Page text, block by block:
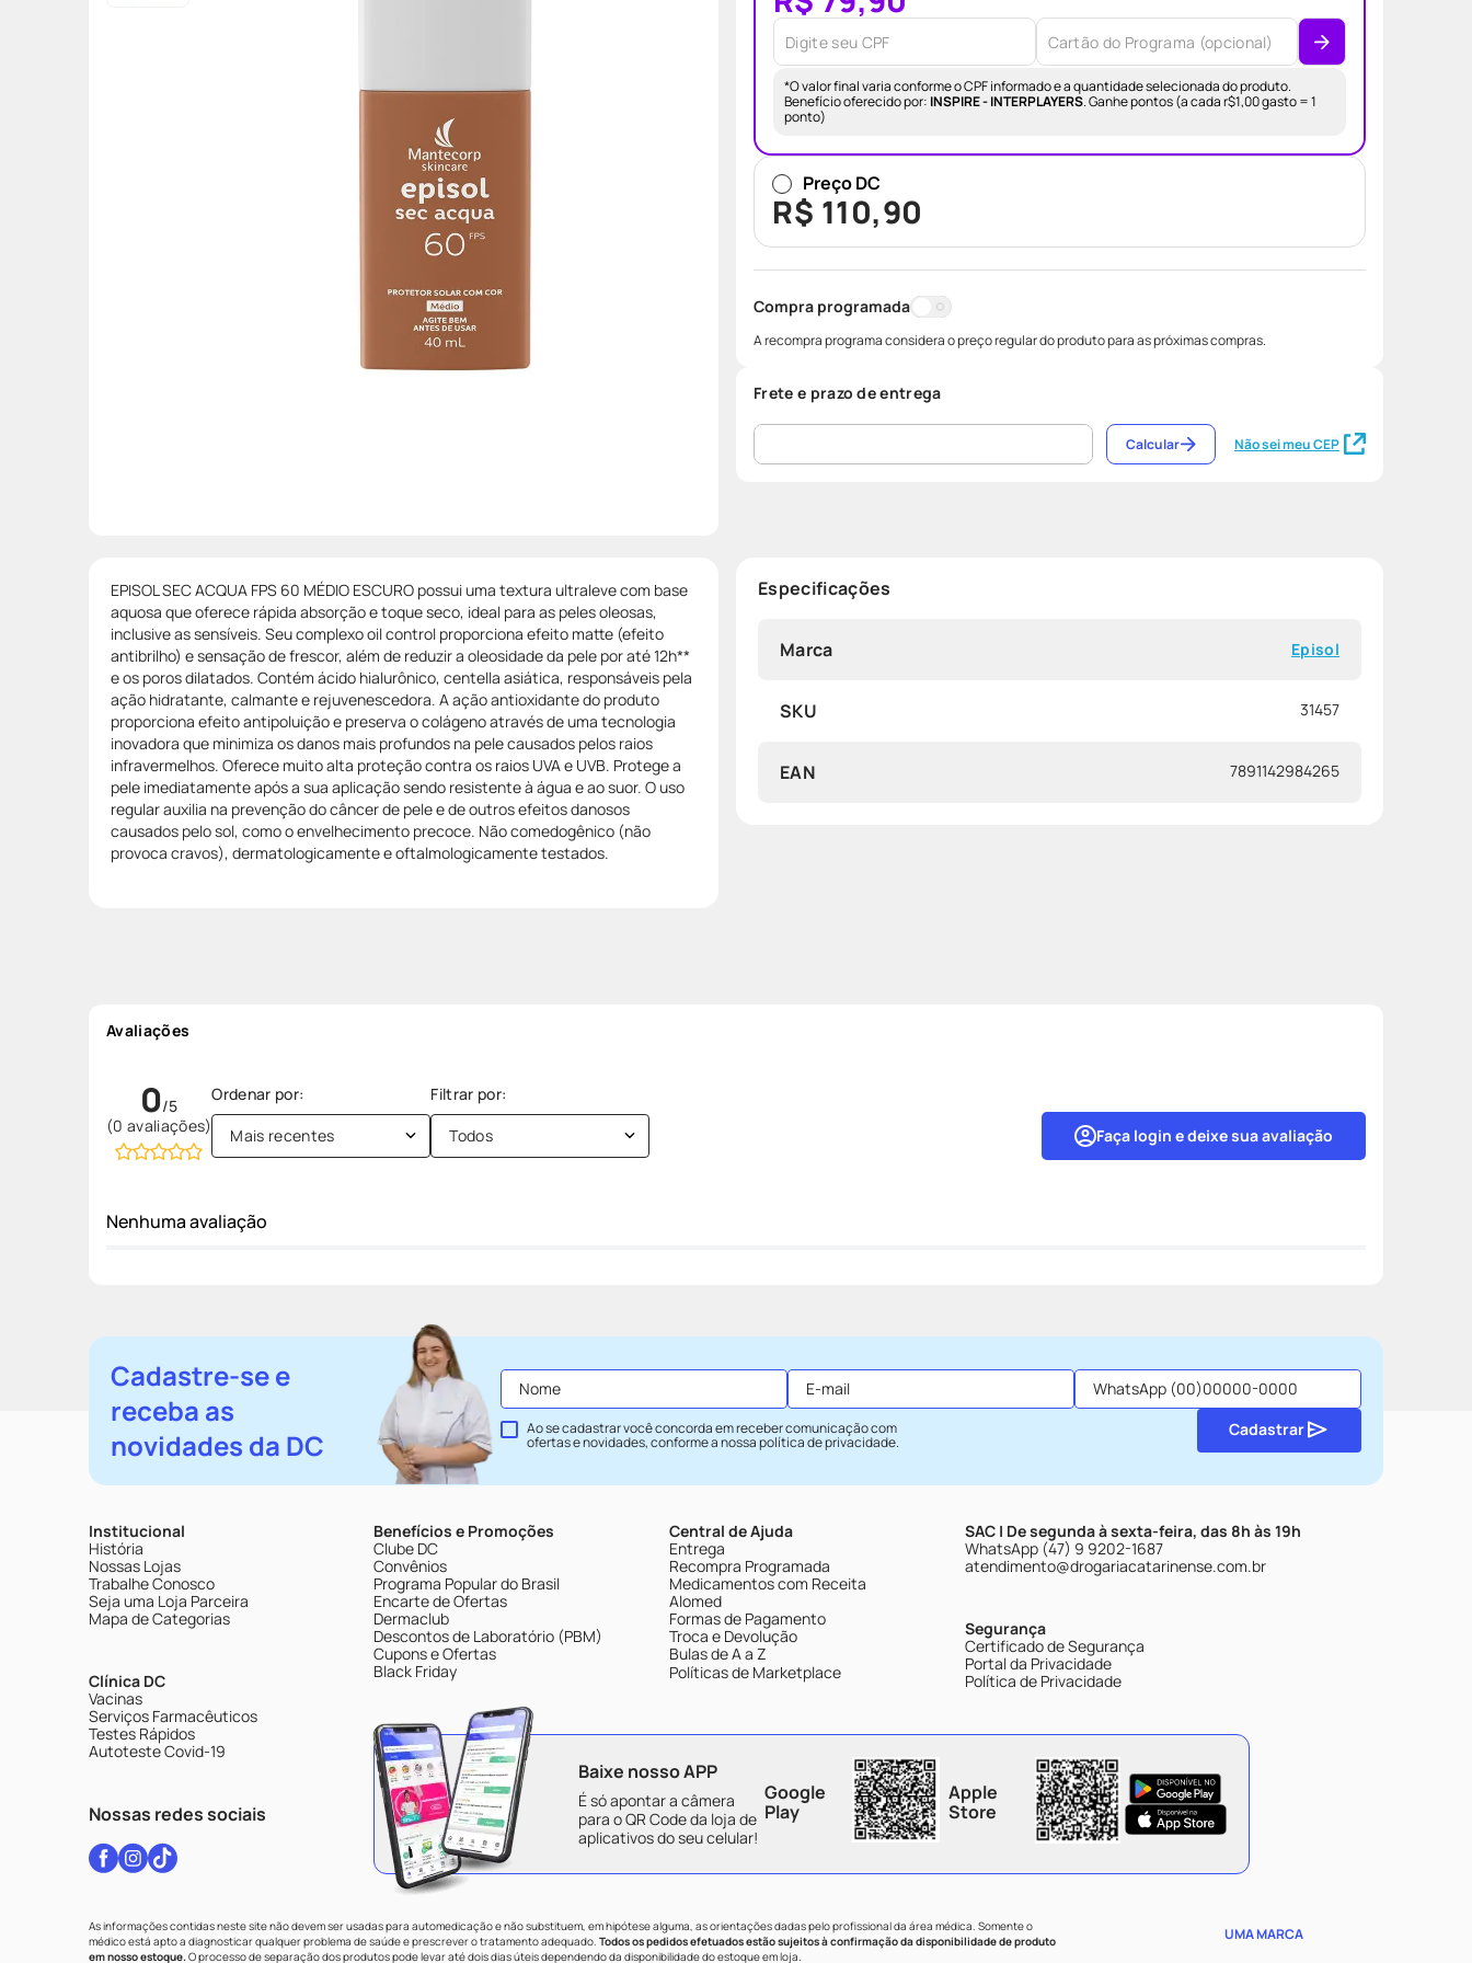
*O valor final varia conforme o CPF informado e a quantidade selecionada do produto.
Benefício oferecido por: INSPIRE - INTERPLAYERS.Ganhe pontos (a cada r$1,00 gasto = 1
ponto)
Preço DC
R$ 110,90
Compra programada
A recompra programa considera o preço regular do produto para as próximas compras.
Frete e prazo de entrega
Não sei meu CEP
Calcular
EPISOL SEC ACQUA FPS 60 MÉDIO ESCURO possui uma textura ultraleve com base
aquosa que oferece rápida absorção e toque seco, ideal para as peles oleosas,
inclusive as sensíveis. Seu complexo oil control proporciona efeito matte (efeito
antibrilho) e sensação de frescor, além de reduzir a oleosidade da pele por até 12h**
e os poros dilatados. Contém ácido hialurônico, centella asiática, responsáveis pela
ação hidratante, calmante e rejuvenescedora. A ação antioxidante do produto
proporciona efeito antipoluição e preserva o colágeno através de uma tecnologia
inovadora que minimiza os danos mais profundos na pele causados pelos raios
infravermelhos. Oferece muito alta proteção contra os raios UVA e UVB. Protege a
pele imediatamente após a sua aplicação sendo resistente à água e ao suor. O uso
regular auxilia na prevenção do câncer de pele e de outros efeitos danosos
causados pelo sol, como o envelhecimento precoce. Não comedogênico (não
provoca cravos), dermatologicamente e oftalmologicamente testados.
Especificações
Marca Episol
SKU 31457
EAN 7891142984265
Avaliações
0
(0 avaliações) Faça login e deixe sua avaliação
Mais recentes Todos
Nenhuma avaliação
Cadastre-se e
receba as
novidades da DC
Ao se cadastrar você concorda em receber comunicação com
ofertas e novidades, conforme a nossapolítica de privacidade.
Cadastrar
Institucional
História
Nossas Lojas
Trabalhe Conosco
Seja uma Loja Parceira
Mapa de Categorias
Clínica DC
Vacinas
Serviços Farmacêuticos
Testes Rápidos
Autoteste Covid-19
Nossas redes sociais
Benefícios e Promoções
Clube DC
Convênios
Programa Popular do Brasil
Encarte de Ofertas
Dermaclub
Descontos de Laboratório (PBM)
Cupons e Ofertas
Black Friday
Central de Ajuda
Entrega
Recompra Programada
Medicamentos com Receita
Alomed
Formas de Pagamento
Troca e Devolução
Bulas de A a Z
Políticas de Marketplace
SAC | De segunda à sexta-feira, das 8h às 19h
WhatsApp (47) 9 9202-1687
atendimento@drogariacatarinense.com.br
Segurança
Certificado de Segurança
Portal da Privacidade
Política de Privacidade
Baixe nosso APP
É só apontar a câmera
para o QR Code da loja de
aplicativos do seu celular!
Google
Play
Apple
Store
As informações contidas neste site não devem ser usadas para automedicação e não substituem, em hipótese alguma, as orientações dadas pelo profissional da área médica. Somente o
médico está apto a diagnosticar qualquer problema de saúde e prescrever o tratamento adequado. Todos os pedidos efetuados estão sujeitos à confirmação da disponibilidade de produto
em nosso estoque.O processo de separação dos produtos pode levar até dois dias úteis dependendo da disponibilidade do estoque em loja.
UMA MARCA